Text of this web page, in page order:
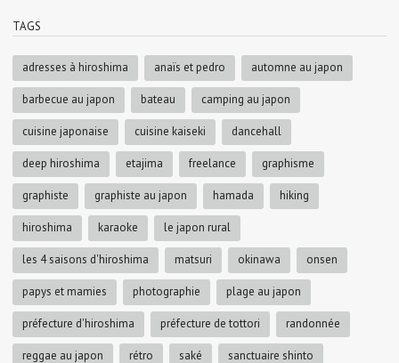
TAGS
adresses à hiroshima anaïs et pedro automne au japon
barbecue au japon bateau camping au japon
cuisine japonaise cuisine kaiseki dancehall
deep hiroshima etajima freelance graphisme
graphiste graphiste au japon hamada hiking
hiroshima karaoke le japon rural
les 4 saisons d'hiroshima matsuri okinawa onsen
papys et mamies photographie plage au japon
préfecture d'hiroshima préfecture de tottori randonnée
reggae au japon rétro saké sanctuaire shinto